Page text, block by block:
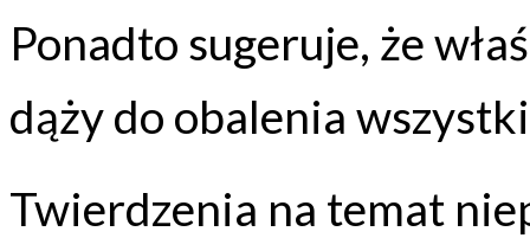
Ponadto sugeruje, że
dąży do obalenia
Twierdzenia na temat